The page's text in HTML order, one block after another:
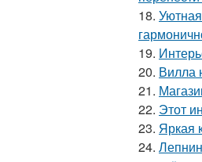
18.
19.
20. Вилла
21.
22. Этот
23. Яркая
24.